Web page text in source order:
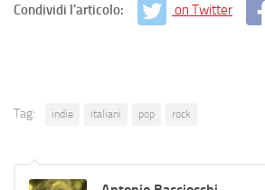
Condividi l'articolo: on Twitter
Tag: indie italiani pop rock